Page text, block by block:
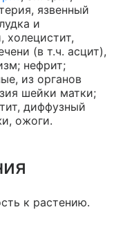
язвенный
и
холецистит,
(в т.ч. асцит),
нефрит;
из органов
шейки матки;
диффузный
ожоги.
к растению.